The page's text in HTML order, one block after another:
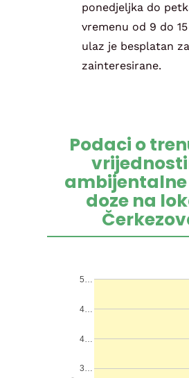
ponedjeljka do
vremenu od 9 do
ulaz je besplatan
zainteresirane.
Podaci o
ambijentalne
doze na
3…
4…
4…
5…